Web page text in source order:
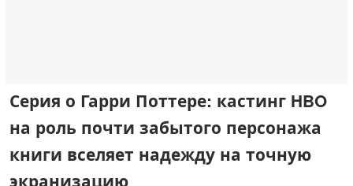
Серия о Гарри Поттере: кастинг HBO
на роль почти забытого персонажа
книги вселяет надежду на точную
экранизацию